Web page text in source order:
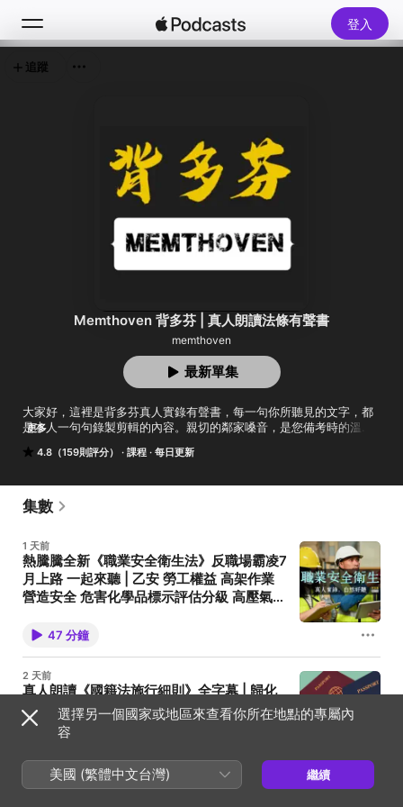
登入
Memthoven 背多芬 | 真人朗讀法條有聲書
memthoven
4.8（159則評分） 課程 每日更新
大家好，這裡是背多芬真人實錄有聲書，每一句你所聽見的文字，都
是本人一句句錄製剪輯的內容。親切的鄰家嗓音，是您備考時的溫暖
真人實錄，自然好聽；阿芬陪你，榜上有名！
更多
最新單集
追蹤
集數
1 天前
熱騰騰全新《職業安全衛生法》反職場霸凌7
月上路 一起來聽 | 乙安 勞工權益 高架作業
營造安全 危害化學品標示評估分級 高壓氣體
工地主任 勞
公布的最新修法，是《職業安全衛生法》施行以來最重
要的一次修正之一，修法方向聚焦於「預防重大職業災
害」與「完善職場霸凌防治制度」。 新法強化營造工程
源頭安全管理、加強承攬作業責任分工，並首度將職場
霸凌防治制度明文納入法律，要求雇主建立預防、申
訴、調查及處理機制，以保障勞工的人格尊嚴與心理健
康。 此外，修法也同步提高重大違規的刑事責任及行政
罰鍰，並擴大違法事業單位的公布機制，希望藉由提高
違法成本，促使雇主更積極落實職業安全衛生管理，建
七月正式修法上路的最新職安法！！
47 分鐘
2 天前
真人朗讀《國籍法施行細則》全字幕 | 歸化
測試 回復國籍 喪失國籍 無國籍人 國籍許可
國籍變更 外國人歸化 高普考戶政 初等考戶
政 戶政事務所 戶政人員 | Memthoven背多
芬法條有聲書
本集YouTube字幕影片
規範國籍相關行政程序的實際運作，內容涵蓋歸化、喪
失、回復及撤銷喪失國籍等案件的申請方式、受理機
18 分鐘
選擇另一個國家或地區來查看你所在地點的專屬內
容
美國 (繁體中文台灣) 繼續